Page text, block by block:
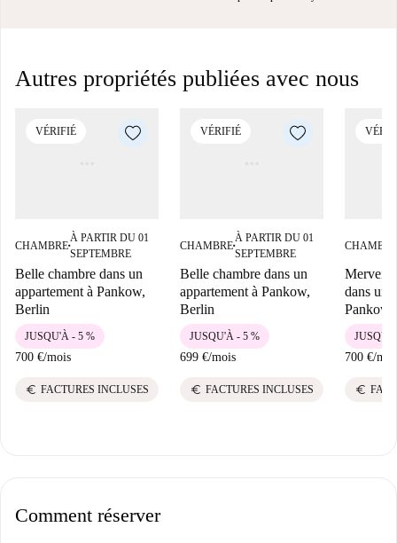
Autres propriétés publiées avec nous
VÉRIFIÉ
CHAMBRE■
À PARTIR DU 01
SEPTEMBRE
Belle chambre dans un
appartement à Pankow,
Berlin
700 €/mois
JUSQU'À - 5 %
euro FACTURES INCLUSES
VÉRIFIÉ
CHAMBRE■
À PARTIR DU 01
SEPTEMBRE
Belle chambre dans un
appartement à Pankow,
Berlin
699 €/mois
JUSQU'À - 5 %
euro FACTURES INCLUSES
CHAMBRE
dans un
700 €/
euro
Comment réserver